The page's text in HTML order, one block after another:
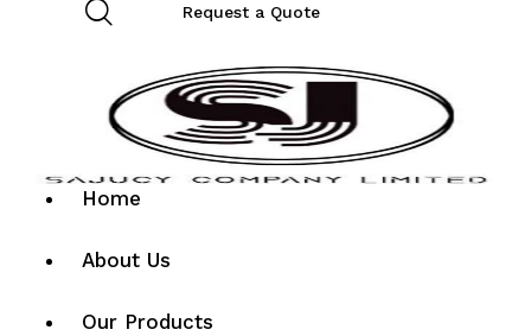
Request a Quote
Home
About Us
Our Products